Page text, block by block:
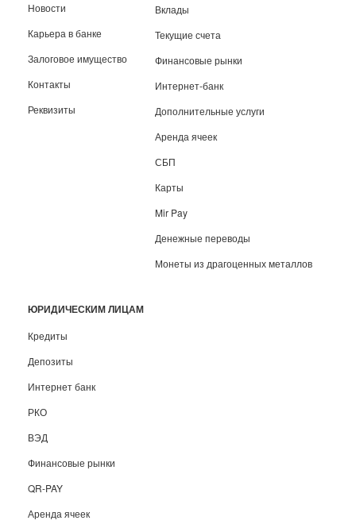
Новости
Карьера в банке
Залоговое имущество
Контакты
Реквизиты
Вклады
Текущие счета
Финансовые рынки
Интернет-банк
Дополнительные услуги
Аренда ячеек
СБП
Карты
Mir Pay
Денежные переводы
Монеты из драгоценных металлов
ЮРИДИЧЕСКИМ ЛИЦАМ
Кредиты
Депозиты
Интернет банк
РКО
ВЭД
Финансовые рынки
QR-PAY
Аренда ячеек